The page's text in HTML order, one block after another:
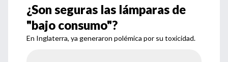
¿Son seguras las lámparas de
"bajo consumo"?
En Inglaterra, ya generaron polémica por su toxicidad.